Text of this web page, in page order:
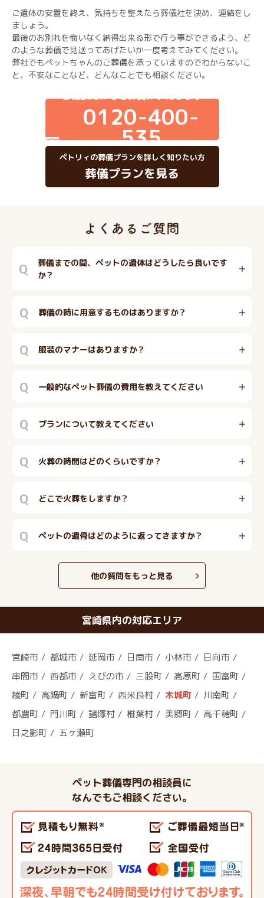
ご遺体の安置を終え、気持ちを整えたら葬儀社を決め、連絡をし
ましょう。
最後のお別れを悔いなく納得出来る形で行う事ができるよう、ど
のような葬儀で見送ってあげたいか一度考えてみてください。
弊社でもペットちゃんのご葬儀を承っていますのでわからないこ
と、不安なことなど、どんなことでも相談ください。
ご相談だけでもお受けいたします
0120-400-
535
ペトリィの葬儀プランを詳しく知りたい方
葬儀プランを見る
Q
葬儀までの間、ペットの遺体はどうしたら良いです
か？
Q 葬儀の時に用意するものはありますか？
Q 服装のマナーはありますか？
Q 一般的なペット葬儀の費用を教えてください
Q プランについて教えてください
Q 火葬の時間はどのくらいですか？
Q どこで火葬をしますか？
Q ペットの遺骨はどのように返ってきますか？
他の質問をもっと見る
宮崎県内の対応エリア
宮崎市 都城市 延岡市 日南市 小林市
日向市
串間市
西都市 えびの市 三股町 高原町
国富町
綾町
高鍋町 新富町 西米良村 木城町
川南町
都農町
門川町 諸塚村 椎葉村 美郷町
高千穂町
日之影町
五ヶ瀬町
ペット葬儀専門の相談員に
なんでもご相談ください。